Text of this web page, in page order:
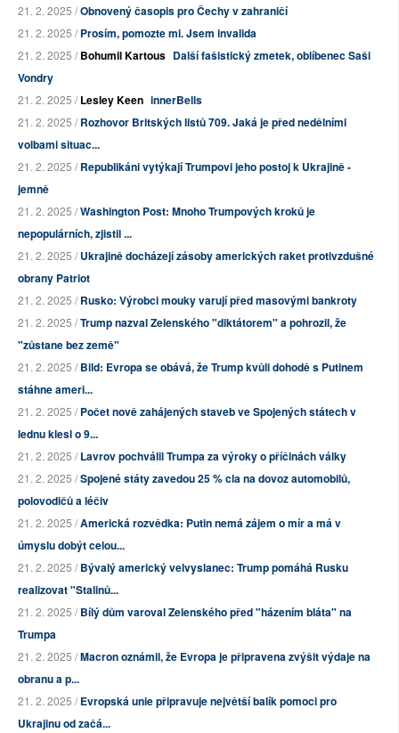
21. 2. 2025 /Obnovený časopis pro Čechy v zahraničí
21. 2. 2025 /Prosím, pomozte mi. Jsem invalida
21. 2. 2025 /Bohumil Kartous Další fašistický zmetek, oblíbenec Saši
Vondry
21. 2. 2025 /Lesley Keen innerBells
21. 2. 2025 /Rozhovor Britských listů 709. Jaká je před nedělními
volbami situac...
21. 2. 2025 /Republikáni vytýkají Trumpovi jeho postoj k Ukrajině -
jemně
21. 2. 2025 /Washington Post: Mnoho Trumpových kroků je
nepopulárních, zjistil ...
21. 2. 2025 /Ukrajině docházejí zásoby amerických raket protivzdušné
obrany Patriot
21. 2. 2025 /Rusko: Výrobci mouky varují před masovými bankroty
21. 2. 2025 /Trump nazval Zelenského "diktátorem" a pohrozil, že
"zůstane bez země"
21. 2. 2025 /Bild: Evropa se obává, že Trump kvůli dohodě s Putinem
stáhne ameri...
21. 2. 2025 /Počet nově zahájených staveb ve Spojených státech v
lednu klesl o 9...
21. 2. 2025 /Lavrov pochválil Trumpa za výroky o příčinách války
21. 2. 2025 /Spojené státy zavedou 25 % cla na dovoz automobilů,
polovodičů a léčiv
21. 2. 2025 /Americká rozvědka: Putin nemá zájem o mír a má v
úmyslu dobýt celou...
21. 2. 2025 /Bývalý americký velvyslanec: Trump pomáhá Rusku
realizovat "Stalinů...
21. 2. 2025 /Bílý dům varoval Zelenského před "házením bláta" na
Trumpa
21. 2. 2025 /Macron oznámil, že Evropa je připravena zvýšit výdaje na
obranu a p...
21. 2. 2025 /Evropská unie připravuje největší balík pomoci pro
Ukrajinu od začá...